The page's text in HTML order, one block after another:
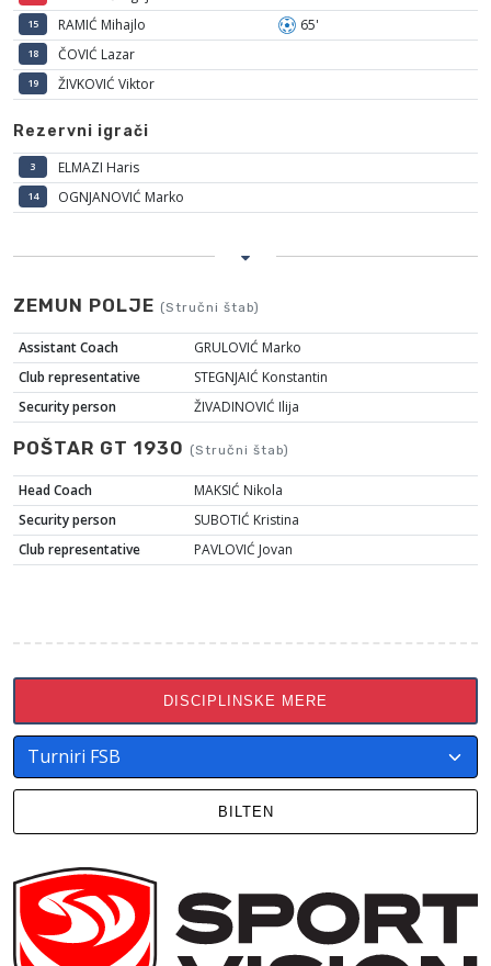
15 RAMIĆ Mihajlo 65'
18 ČOVIĆ Lazar
19 ŽIVKOVIĆ Viktor
Rezervni igrači
3 ELMAZI Haris
14 OGNJANOVIĆ Marko
ZEMUN POLJE (Stručni štab)
Assistant Coach
GRULOVIĆ Marko
Club representative
STEGNJAIĆ Konstantin
Security person
ŽIVADINOVIĆ Ilija
POŠTAR GT 1930 (Stručni štab)
Head Coach
MAKSIĆ Nikola
Security person
SUBOTIĆ Kristina
Club representative
PAVLOVIĆ Jovan
DISCIPLINSKE MERE
BILTEN